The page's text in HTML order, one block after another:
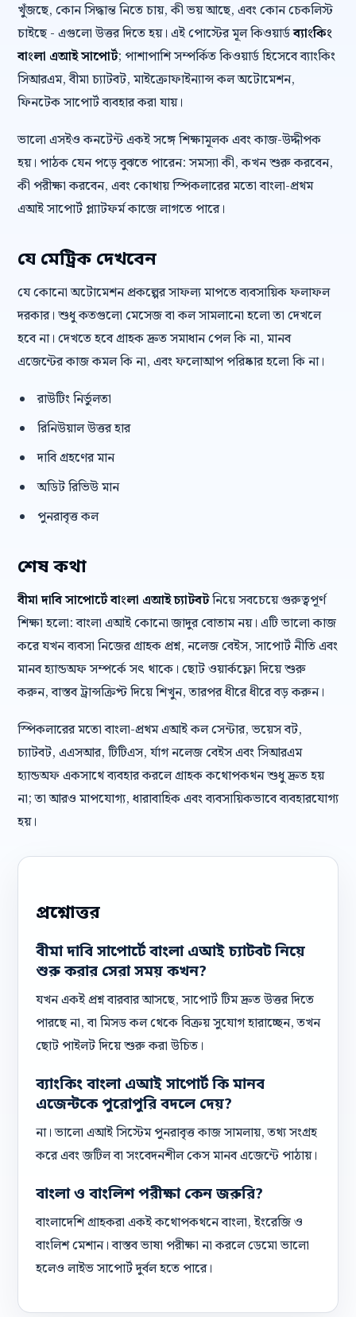
খুঁজছে, কোন সিদ্ধান্ত নিতে চায়, কী ভয় আছে, এবং কোন চেকলিস্ট
চাইছে - এগুলো উত্তর দিতে হয়। এই পোস্টের মূল কিওয়ার্ডব্যাংকিং
বাংলা এআই সাপোর্ট; পাশাপাশি সম্পর্কিত কিওয়ার্ড হিসেবে ব্যাংকিং
সিআরএম, বীমা চ্যাটবট, মাইক্রোফাইন্যান্স কল অটোমেশন,
ফিনটেক সাপোর্ট ব্যবহার করা যায়।
ভালো এসইও কনটেন্ট একই সঙ্গে শিক্ষামূলক এবং কাজ-উদ্দীপক
হয়। পাঠক যেন পড়ে বুঝতে পারেন: সমস্যা কী, কখন শুরু করবেন,
কী পরীক্ষা করবেন, এবং কোথায় স্পিকলারের মতো বাংলা-প্রথম
এআই সাপোর্ট প্ল্যাটফর্ম কাজে লাগতে পারে।
যে মেট্রিক দেখবেন
যে কোনো অটোমেশন প্রকল্পের সাফল্য মাপতে ব্যবসায়িক ফলাফল
দরকার। শুধু কতগুলো মেসেজ বা কল সামলানো হলো তা দেখলে
হবে না। দেখতে হবে গ্রাহক দ্রুত সমাধান পেল কি না, মানব
এজেন্টের কাজ কমল কি না, এবং ফলোআপ পরিষ্কার হলো কি না।
রাউটিং নির্ভুলতা
রিনিউয়াল উত্তর হার
দাবি গ্রহণের মান
অডিট রিভিউ মান
পুনরাবৃত্ত কল
শেষ কথা
বীমা দাবি সাপোর্টে বাংলা এআই চ্যাটবটনিয়ে সবচেয়ে গুরুত্বপূর্ণ
শিক্ষা হলো: বাংলা এআই কোনো জাদুর বোতাম নয়। এটি ভালো কাজ
করে যখন ব্যবসা নিজের গ্রাহক প্রশ্ন, নলেজ বেইস, সাপোর্ট নীতি এবং
মানব হ্যান্ডঅফ সম্পর্কে সৎ থাকে। ছোট ওয়ার্কফ্লো দিয়ে শুরু
করুন, বাস্তব ট্রান্সক্রিপ্ট দিয়ে শিখুন, তারপর ধীরে ধীরে বড় করুন।
স্পিকলারের মতো বাংলা-প্রথম এআই কল সেন্টার, ভয়েস বট,
চ্যাটবট, এএসআর, টিটিএস, র্যাগ নলেজ বেইস এবং সিআরএম
হ্যান্ডঅফ একসাথে ব্যবহার করলে গ্রাহক কথোপকথন শুধু দ্রুত হয়
না; তা আরও মাপযোগ্য, ধারাবাহিক এবং ব্যবসায়িকভাবে ব্যবহারযোগ্য
হয়।
প্রশ্নোত্তর
বীমা দাবি সাপোর্টে বাংলা এআই চ্যাটবট নিয়ে
শুরু করার সেরা সময় কখন?
যখন একই প্রশ্ন বারবার আসছে, সাপোর্ট টিম দ্রুত উত্তর দিতে
পারছে না, বা মিসড কল থেকে বিক্রয় সুযোগ হারাচ্ছেন, তখন
ছোট পাইলট দিয়ে শুরু করা উচিত।
ব্যাংকিং বাংলা এআই সাপোর্ট কি মানব
এজেন্টকে পুরোপুরি বদলে দেয়?
না। ভালো এআই সিস্টেম পুনরাবৃত্ত কাজ সামলায়, তথ্য সংগ্রহ
করে এবং জটিল বা সংবেদনশীল কেস মানব এজেন্টে পাঠায়।
বাংলা ও বাংলিশ পরীক্ষা কেন জরুরি?
বাংলাদেশি গ্রাহকরা একই কথোপকথনে বাংলা, ইংরেজি ও
বাংলিশ মেশান। বাস্তব ভাষা পরীক্ষা না করলে ডেমো ভালো
হলেও লাইভ সাপোর্ট দুর্বল হতে পারে।